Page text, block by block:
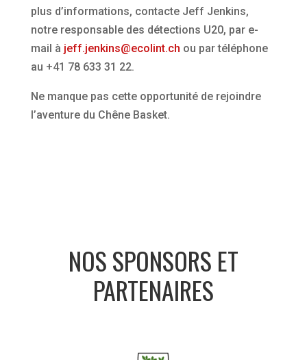
plus d’informations, contacte Jeff Jenkins,
notre responsable des détections U20, par e-
mail à jeff.jenkins@ecolint.ch ou par téléphone
au +41 78 633 31 22.
Ne manque pas cette opportunité de rejoindre
l’aventure du Chêne Basket.
NOS SPONSORS ET
PARTENAIRES